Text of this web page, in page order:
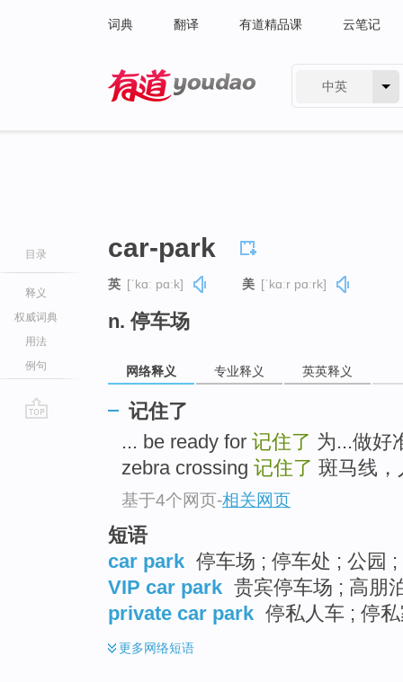
词典 翻译 有道精品课 云笔记
中英
目录
释义
权威词典
用法
例句
car-park
英 [ˈkɑː pɑːk] 美 [ˈkɑːr pɑːrk]
n. 停车场
网络释义 专业释义 英英释义
记住了
... be ready for 记住了 为...做好
zebra crossing 记住了 斑马线，
基于4个网页-相关网页
短语
car park 停车场 ; 停车处 ; 公园 ;
VIP car park 贵宾停车场 ; 高朋
private car park 停私人车 ; 停
更多网络短语